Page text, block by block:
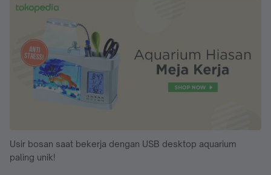
Usir bosan saat bekerja dengan USB desktop aquarium
paling unik!